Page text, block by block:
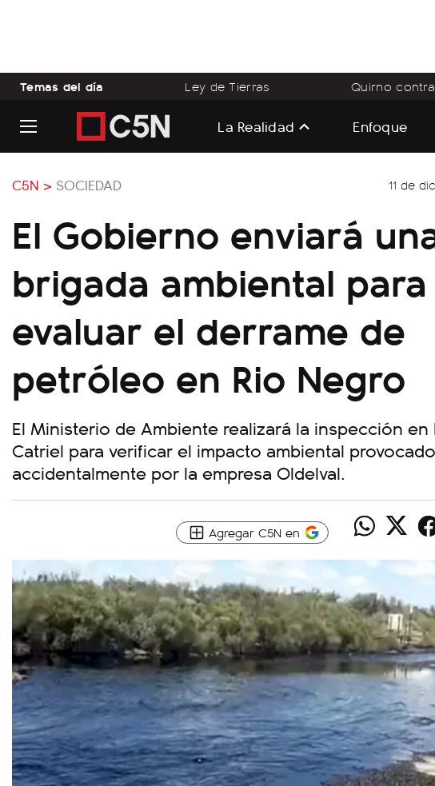
Temas del día Ley de Tierras Quirno
La Realidad Enfoque
C5N > SOCIEDAD 11 de
El Gobierno enviará
brigada ambiental para
evaluar el derrame de
petróleo en Rio Negro
El Ministerio de Ambiente realizará la inspección en
Catriel para verificar el impacto ambiental provocado
accidentalmente por la empresa Oldelval.
Agregar C5N en